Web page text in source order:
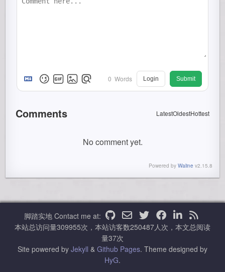
0 Words Login Submit
Comments LatestOldestHottest
No comment yet.
Powered by Waline v2.15.8
脚踏实地 Contact me at:
本站总访问量309955次，本站访客数250487人次，本文总阅读
量37次
Site powered by Jekyll & Github Pages. Theme designed by
HyG.